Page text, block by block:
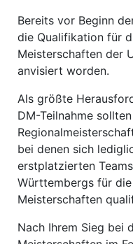
Bereits vor Beginn
die Qualifikation für
Meisterschaften der
anvisiert worden.
Als größte
DM-Teilnahme
bei denen sich
erstplatzierten
Württembergs für
Meisterschaften
Nach Ihrem Sieg bei